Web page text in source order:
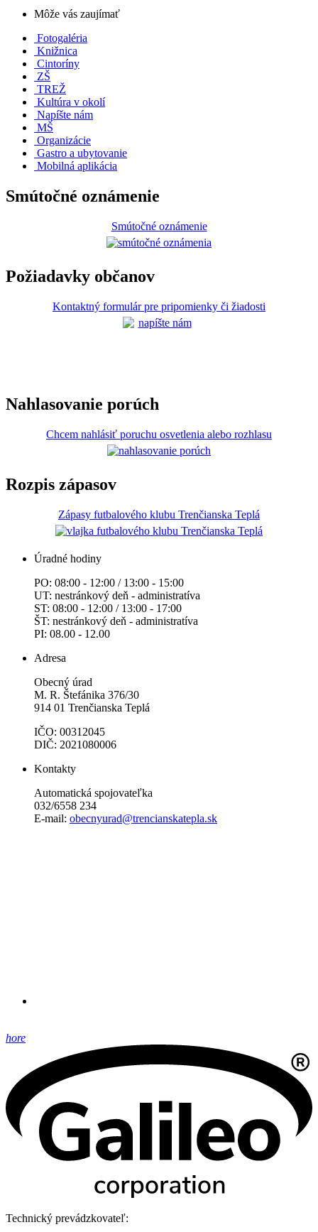
Môže vás zaujímať
Fotogaléria
Knižnica
Cintoríny
ZŠ
TREŽ
Kultúra v okolí
Napíšte nám
MŠ
Organizácie
Gastro a ubytovanie
Mobilná aplikácia
Smútočné oznámenie
Smútočné oznámenie
Požiadavky občanov
Kontaktný formulár pre pripomienky či žiadosti
Nahlasovanie porúch
Chcem nahlásiť poruchu osvetlenia alebo rozhlasu
Rozpis zápasov
Zápasy futbalového klubu Trenčianska Teplá
Úradné hodiny
PO: 08:00 - 12:00 / 13:00 - 15:00
UT: nestránkový deň - administratíva
ST: 08:00 - 12:00 / 13:00 - 17:00
ŠT: nestránkový deň - administratíva
PI: 08.00 - 12.00
Adresa
Obecný úrad
M. R. Štefánika 376/30
914 01 Trenčianska Teplá
IČO: 00312045
DIČ: 2021080006
Kontakty
Automatická spojovateľka
032/6558 234
E-mail: obecnyurad@trencianskatepla.sk
hore
Technický prevádzkovateľ: